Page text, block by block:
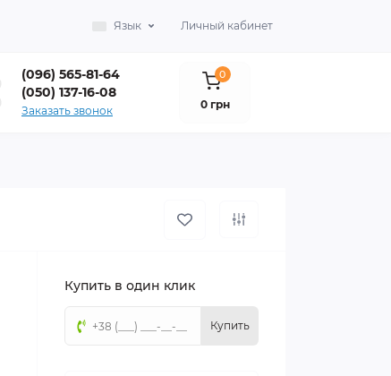
Язык Личный кабинет
(096) 565-81-64
(050) 137-16-08
Заказать звонок
0
0 грн
Купить в один клик
Купить